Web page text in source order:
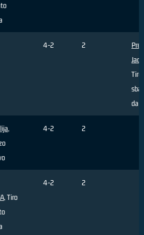
4-2 2
Tiro
da
,
4-2 2
, Tiro
4-2 2